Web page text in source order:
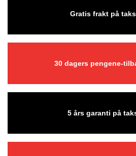
Gratis frakt på
30 dagers pengene-
5 års garanti på